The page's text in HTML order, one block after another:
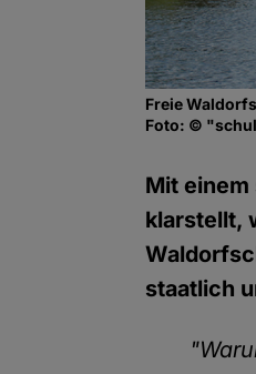
Freie
Foto: ©
Mit
klarstellt,
staatlich